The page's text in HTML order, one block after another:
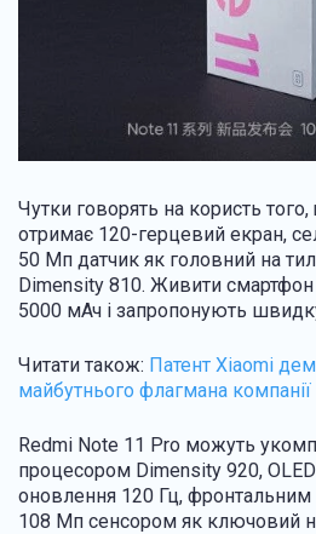
Чутки говорять на користь
отримає 120-герцевий екран,
50 Мп датчик як головний на
Dimensity 810. Живити смартфон
5000 мАч і запропонують
Читати також: Патент Xiaomi
майбутнього флагмана компанії
Redmi Note 11 Pro можуть
процесором Dimensity 920,
оновлення 120 Гц,
108 Мп сенсором як ключовий